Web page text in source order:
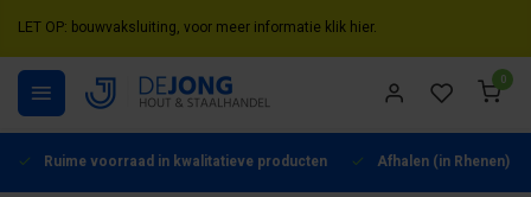
LET OP: bouwvaksluiting, voor meer informatie klik hier.
0
Ruime voorraad in kwalitatieve producten Afhalen (in Rhenen)